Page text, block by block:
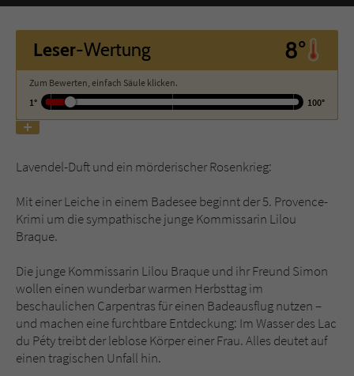
Leser-Wertung 8°
Zum Bewerten, einfach Säule klicken.
1°
100°
Lavendel-Duft und ein mörderischer Rosenkrieg:
Mit einer Leiche in einem Badesee beginnt der 5. Provence-
Krimi um die sympathische junge Kommissarin Lilou
Braque.
Die junge Kommissarin Lilou Braque und ihr Freund Simon
wollen einen wunderbar warmen Herbsttag im
beschaulichen Carpentras für einen Badeausflug nutzen –
und machen eine furchtbare Entdeckung: Im Wasser des Lac
du Péty treibt der leblose Körper einer Frau. Alles deutet auf
einen tragischen Unfall hin.
Anbieter Literatur-Couch Medien GmbH & Co. KG
Laufzeit 1 Jahr
Name fe_typo_user
Anbieter
Laufzeit Session
Zweck
Dieses Cookie gewährleistet die
Kommunikation der Webseite mit dem
Benutzer. Es wird benötigt um z. B. den
Sicherheitscode des Kontaktformulars zu